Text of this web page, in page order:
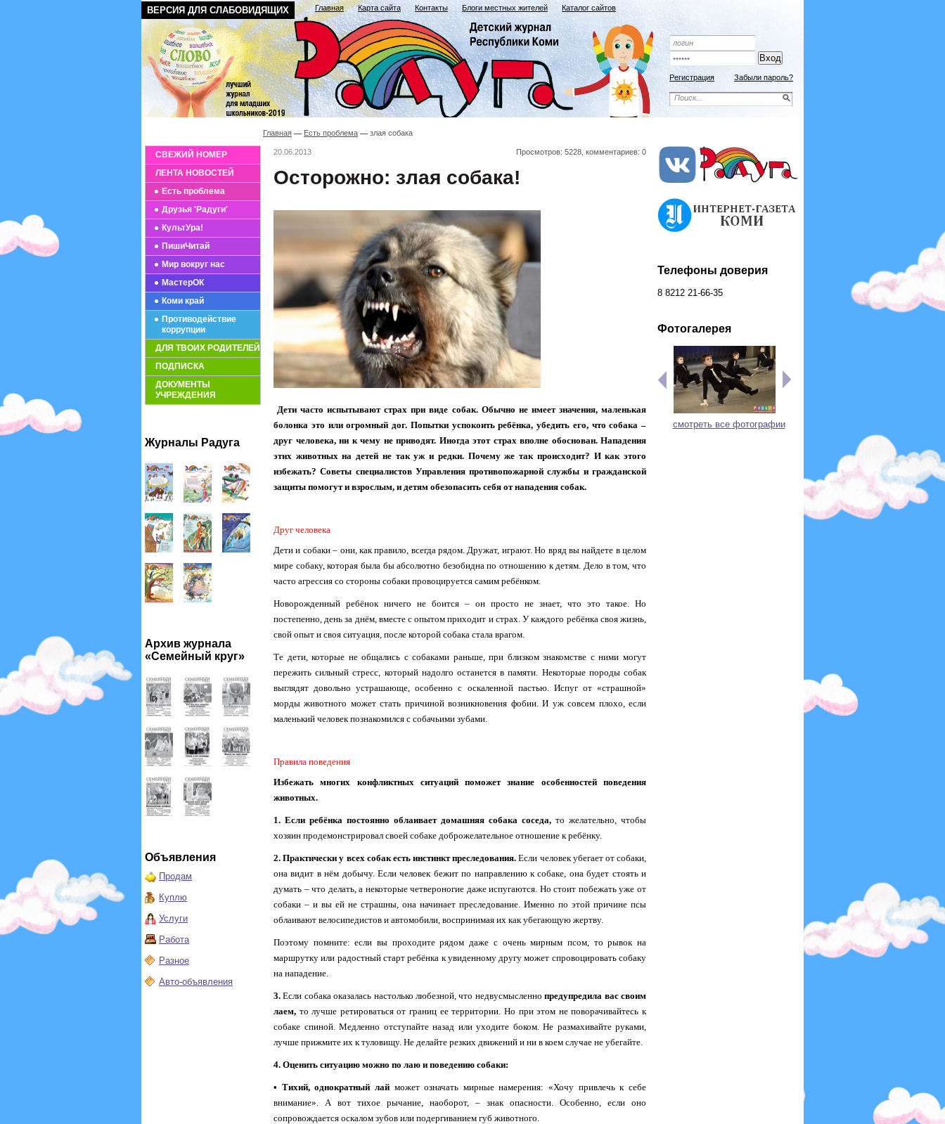
ВЕРСИЯ ДЛЯ СЛАБОВИДЯЩИХ Главная Карта сайта Контакты Блоги местных жителей Каталог сайтов
Регистрация Забыли пароль?
СВЕЖИЙ НОМЕР
ЛЕНТА НОВОСТЕЙ
Есть проблема
Друзья 'Радуги'
КультУра!
ПишиЧитай
Мир вокруг нас
МастерОК
Коми край
Противодействие
коррупции
ДЛЯ ТВОИХ РОДИТЕЛЕЙ
ПОДПИСКА
ДОКУМЕНТЫ
УЧРЕЖДЕНИЯ
Журналы Радуга
Архив журнала
«Семейный круг»
Объявления
Продам
Куплю
Услуги
Работа
Разное
Авто-объявления
Главная Есть проблема злая собака
20.06.2013 Просмотров: 5228, комментариев: 0
Осторожно: злая собака!
Дети часто испытывают страх при виде собак. Обычно не имеет значения, маленькая
болонка это или огромный дог. Попытки успокоить ребёнка, убедить его, что собака –
друг человека, ни к чему не приводят. Иногда этот страх вполне обоснован. Нападения
этих животных на детей не так уж и редки. Почему же так происходит? И как этого
избежать? Советы специалистов Управления противопожарной службы и гражданской
защиты помогут и взрослым, и детям обезопасить себя от нападения собак.
Друг человека
Дети и собаки – они, как правило, всегда рядом. Дружат, играют. Но вряд вы найдете в целом
мире собаку, которая была бы абсолютно безобидна по отношению к детям. Дело в том, что
часто агрессия со стороны собаки провоцируется самим ребёнком.
Новорожденный ребёнок ничего не боится – он просто не знает, что это такое. Но
постепенно, день за днём, вместе с опытом приходит и страх. У каждого ребёнка своя жизнь,
свой опыт и своя ситуация, после которой собака стала врагом.
Те дети, которые не общались с собаками раньше, при близком знакомстве с ними могут
пережить сильный стресс, который надолго останется в памяти. Некоторые породы собак
выглядят довольно устрашающе, особенно с оскаленной пастью. Испуг от «страшной»
морды животного может стать причиной возникновения фобии. И уж совсем плохо, если
маленький человек познакомился с собачьими зубами.
Правила поведения
Избежать многих конфликтных ситуаций поможет знание особенностей поведения
животных.
1. Если ребёнка постоянно облаивает домашняя собака соседа, то желательно, чтобы
хозяин продемонстрировал своей собаке доброжелательное отношение к ребёнку.
2. Практически у всех собак есть инстинкт преследования. Если человек убегает от собаки,
она видит в нём добычу. Если человек бежит по направлению к собаке, она будет стоять и
думать – что делать, а некоторые четвероногие даже испугаются. Но стоит побежать уже от
собаки – и вы ей не страшны, она начинает преследование. Именно по этой причине псы
облаивают велосипедистов и автомобили, воспринимая их как убегающую жертву.
Поэтому помните: если вы проходите рядом даже с очень мирным псом, то рывок на
маршрутку или радостный старт ребёнка к увиденному другу может спровоцировать собаку
на нападение.
3. Если собака оказалась настолько любезной, что недвусмысленнопредупредила вас своим
лаем, то лучше ретироваться от границ ее территории. Но при этом не поворачивайтесь к
собаке спиной. Медленно отступайте назад или уходите боком. Не размахивайте руками,
лучше прижмите их к туловищу. Не делайте резких движений и ни в коем случае не убегайте.
4. Оценить ситуацию можно по лаю и поведению собаки:
• Тихий, однократный лай может означать мирные намерения: «Хочу привлечь к себе
внимание». А вот тихое рычание, наоборот, – знак опасности. Особенно, если оно
сопровождается оскалом зубов или подергиванием губ животного.
Телефоны доверия
8 8212 21-66-35
Фотогалерея
смотреть все фотографии